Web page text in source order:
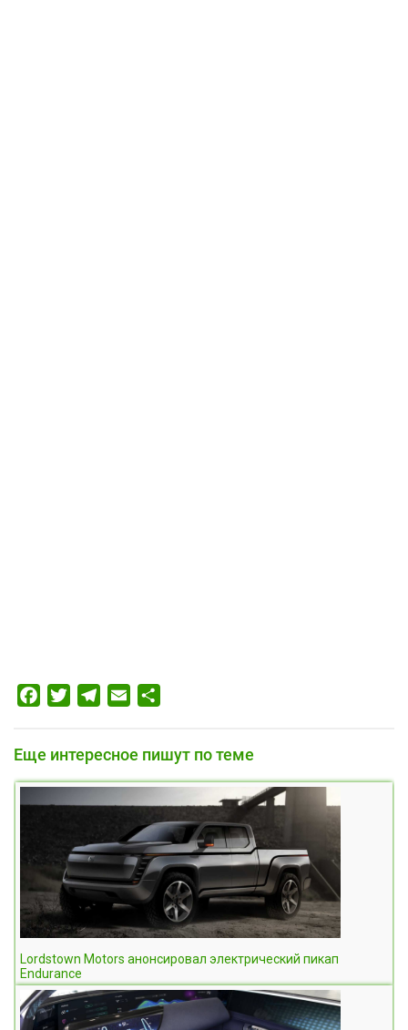
FacebookTwitterTelegram
Email
Еще интересное пишут по теме
Lordstown Motors анонсировал электрический пикап
Endurance